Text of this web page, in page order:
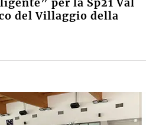
per la Sp21 Val
del Villaggio della